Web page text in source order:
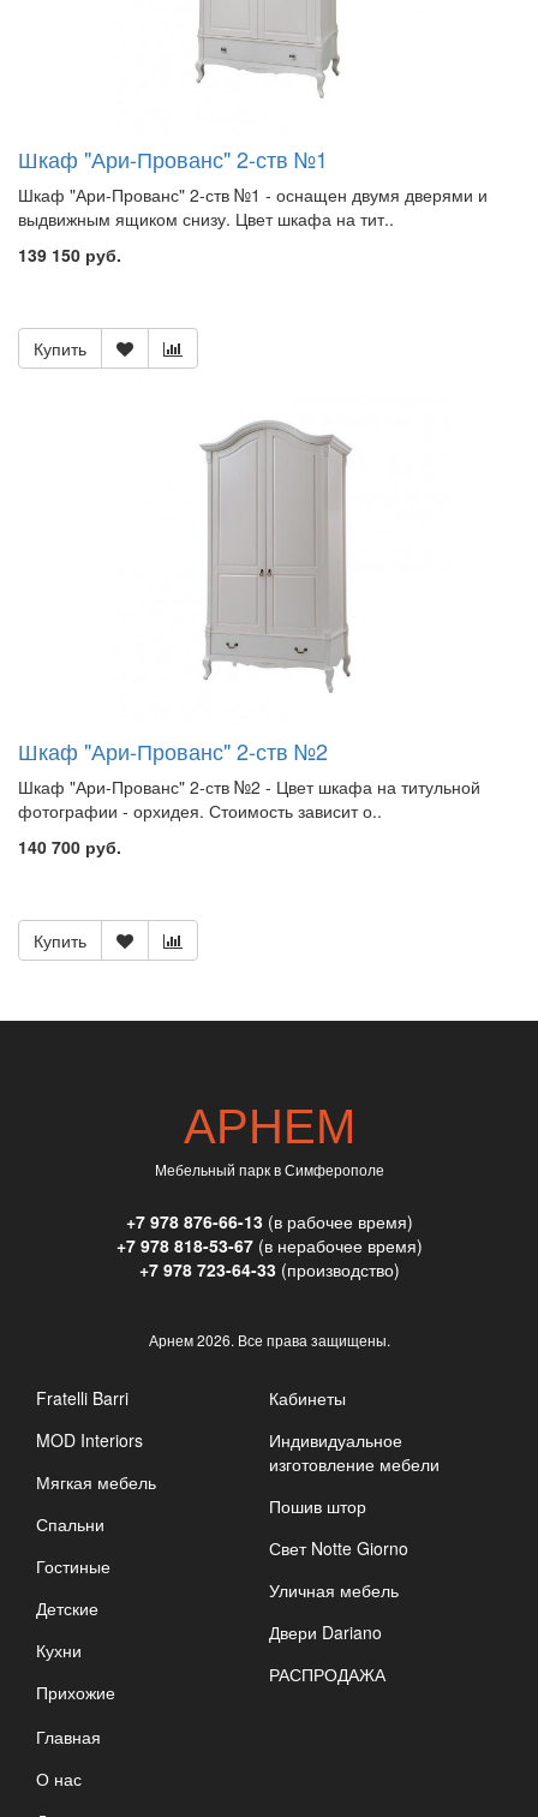
Шкаф "Ари-Прованс" 2-ств №1
Шкаф "Ари-Прованс" 2-ств №1 - оснащен двумя дверями и
выдвижным ящиком снизу. Цвет шкафа на тит..
139 150 руб.
Купить
Шкаф "Ари-Прованс" 2-ств №2
Шкаф "Ари-Прованс" 2-ств №2 - Цвет шкафа на титульной
фотографии - орхидея. Стоимость зависит о..
140 700 руб.
Купить
АРНЕМ
Мебельный парк в Симферополе
+7 978 876-66-13(в рабочее время)
+7 978 818-53-67(в нерабочее время)
+7 978 723-64-33(производство)
Арнем2026. Все права защищены.
Fratelli Barri
MOD Interiors
Мягкая мебель
Спальни
Гостиные
Детские
Кухни
Прихожие
Кабинеты
Индивидуальное
изготовление мебели
Пошив штор
Свет Notte Giorno
Уличная мебель
Двери Dariano
РАСПРОДАЖА
Главная
О нас